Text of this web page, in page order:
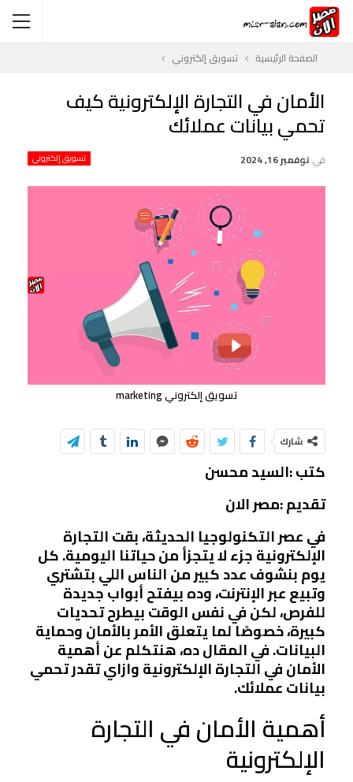
الصفحة الرئيسية تسويق إلكتروني
الأمان في التجارة الإلكترونية كيف
تحمي بيانات عملائك
تسويق إلكتروني في نوفمبر 16, 2024
تسويق إلكتروني marketing
شارك
كتب :السيد محسن
تقديم :مصر الان
في عصر التكنولوجيا الحديثة، بقت التجارة
الإلكترونية جزء لا يتجزأ من حياتنا اليومية. كل
يوم بنشوف عدد كبير من الناس اللي بتشتري
وتبيع عبر الإنترنت، وده بيفتح أبواب جديدة
للفرص، لكن في نفس الوقت بيطرح تحديات
كبيرة، خصوصًا لما يتعلق الأمر بالأمان وحماية
البيانات. في المقال ده، هنتكلم عن أهمية
الأمان في التجارة الإلكترونية وازاي تقدر تحمي
بيانات عملائك.
أهمية الأمان في التجارة
الإلكترونية